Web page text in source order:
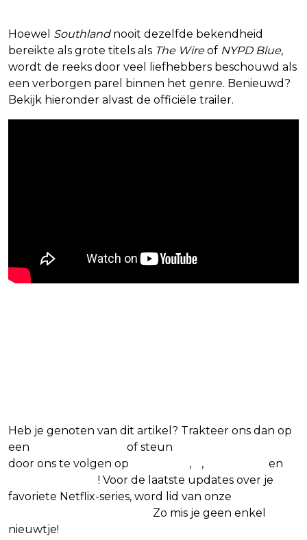
Hoewel Southlandnooit dezelfde bekendheid
bereikte als grote titels als The Wireof NYPD Blue,
wordt de reeks door veel liefhebbers beschouwd als
een verborgen parel binnen het genre. Benieuwd?
Bekijk hieronder alvast de officiële trailer.
Heb je genoten van dit artikel? Trakteer ons dan op
een
of steun
door ons te volgen op
, ,
en
! Voor de laatste updates over je
favoriete Netflix-series, word lid van onze
Zo mis je geen enkel
nieuwtje!